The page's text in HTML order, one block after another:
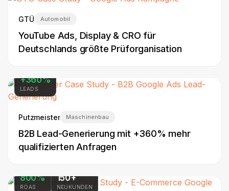
GTÜ Automobil
YouTube Ads, Display & CRO für
Deutschlands größte Prüforganisation
+360%
LEADS
Putzmeister Maschinenbau
B2B Lead-Generierung mit +360% mehr
qualifizierten Anfragen
800%
ROAS
150+
NEUKUNDEN